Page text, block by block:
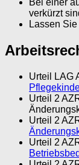
verkürzt
Lassen
Urteil LAG
Urteil 2
Urteil 2
Urteil 2